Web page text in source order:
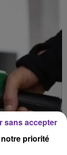
priorité
sans accepter